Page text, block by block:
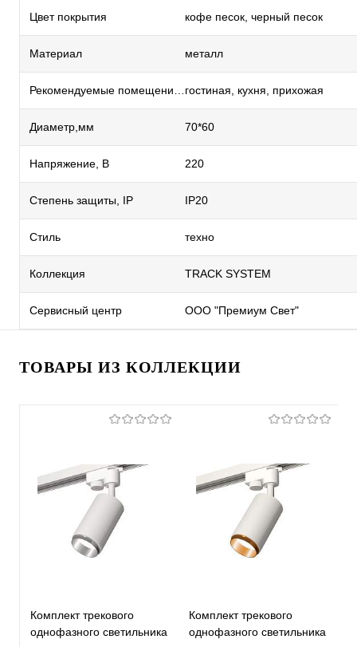
Цвет покрытия кофе песок, черный песок
Материал металл
гостиная, кухня, прихожая
Диаметр,мм 70*60
Напряжение, В 220
Степень защиты, IP IP20
Стиль техно
Коллекция TRACK SYSTEM
Сервисный центр ООО "Премиум Свет"
ТОВАРЫ ИЗ КОЛЛЕКЦИИ
Комплект трекового
однофазного светильника
Комплект трекового
однофазного светильника